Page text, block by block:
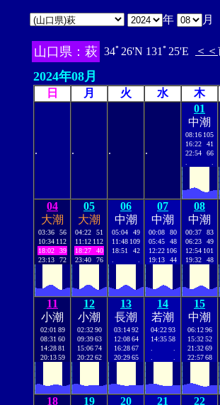
年
山口県：萩 34ﾟ26'N 131ﾟ25'E ＜＜
2024年08月
日 月 火 水 木
. . . .
01
中潮
08:16 105
16:22
41
22:54
66
04
大潮
03:36
56
10:34 112
18:02
39
23:13
72
05
大潮
04:22
51
11:12 112
18:27
40
23:40
76
06
中潮
05:04
49
11:48 109
18:51
42
07
中潮
00:08
80
05:45
48
12:22 106
19:13
44
08
中潮
00:37
83
06:23
49
12:54 101
19:32
48
11
小潮
02:01 89
08:31 60
14:28 81
20:13 59
12
小潮
02:32 90
09:39 63
15:06 74
20:22 62
13
長潮
03:14 92
12:08 64
16:28 67
20:29 65
14
若潮
04:22 93
14:35 58
15
中潮
06:12 96
15:32 52
21:32 69
22:57 68
18
19
20
21
22